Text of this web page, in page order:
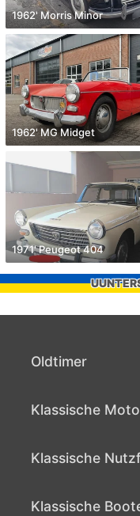
1962' Morris Minor
1962' MG Midget
1971' Peugeot 404
Oldtimer
Klassische
Klassische
Klassische